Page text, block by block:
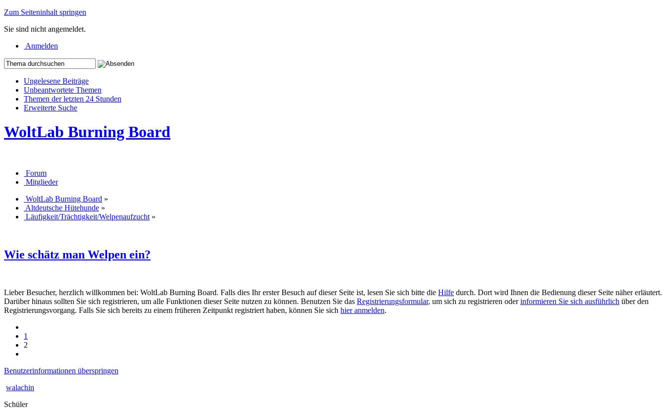
Zum Seiteninhalt springen
Sie sind nicht angemeldet.
Anmelden
Ungelesene Beiträge
Unbeantwortete Themen
Themen der letzten 24 Stunden
Erweiterte Suche
WoltLab Burning Board
Forum
Mitglieder
WoltLab Burning Board »
Altdeutsche Hütehunde »
Läufigkeit/Trächtigkeit/Welpenaufzucht »
Wie schätz man Welpen ein?
Lieber Besucher, herzlich willkommen bei: WoltLab Burning Board. Falls dies Ihr erster Besuch auf dieser Seite ist, lesen Sie sich bitte die Hilfe durch. Dort wird Ihnen die Bedienung dieser Seite näher erläutert.
Darüber hinaus sollten Sie sich registrieren, um alle Funktionen dieser Seite nutzen zu können. Benutzen Sie das Registrierungsformular, um sich zu registrieren oderinformieren Sie sich ausführlich über den
Registrierungsvorgang. Falls Sie sich bereits zu einem früheren Zeitpunkt registriert haben, können Sie sich hier anmelden.
1
2
Benutzerinformationen überspringen
walachin
Schüler